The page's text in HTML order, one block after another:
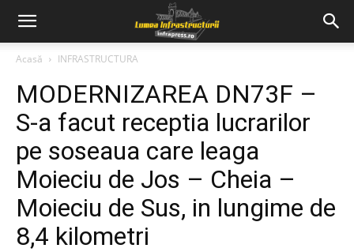
Acasă INFRASTRUCTURA
MODERNIZAREA DN73F –
S-a facut receptia lucrarilor
pe soseaua care leaga
Moieciu de Jos – Cheia –
Moieciu de Sus, in lungime de
8,4 kilometri